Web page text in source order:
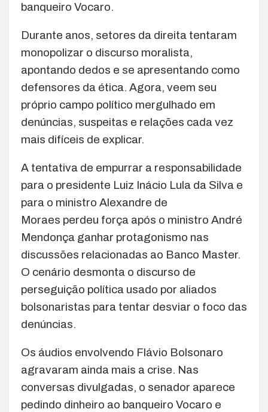
banqueiro Vocaro.
Durante anos, setores da direita tentaram
monopolizar o discurso moralista,
apontando dedos e se apresentando como
defensores da ética. Agora, veem seu
próprio campo político mergulhado em
denúncias, suspeitas e relações cada vez
mais difíceis de explicar.
A tentativa de empurrar a responsabilidade
para o presidente Luiz Inácio Lula da Silva e
para o ministro Alexandre de
Moraes perdeu força após o ministro André
Mendonça ganhar protagonismo nas
discussões relacionadas ao Banco Master.
O cenário desmonta o discurso de
perseguição política usado por aliados
bolsonaristas para tentar desviar o foco das
denúncias.
Os áudios envolvendo Flávio Bolsonaro
agravaram ainda mais a crise. Nas
conversas divulgadas, o senador aparece
pedindo dinheiro ao banqueiro Vocaro e